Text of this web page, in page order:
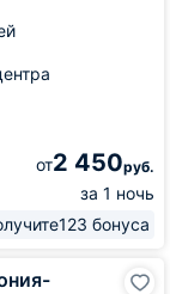
от2 450руб.
за 1 ночь
123 бонуса